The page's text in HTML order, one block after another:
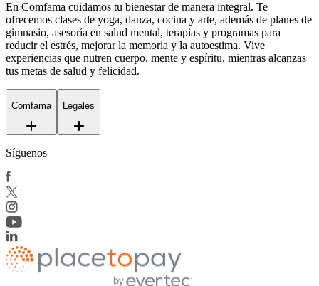
En Comfama cuidamos tu bienestar de manera integral. Te
ofrecemos clases de yoga, danza, cocina y arte, además de planes de
gimnasio, asesoría en salud mental, terapias y programas para
reducir el estrés, mejorar la memoria y la autoestima. Vive
experiencias que nutren cuerpo, mente y espíritu, mientras alcanzas
tus metas de salud y felicidad.
Comfama Legales
Síguenos